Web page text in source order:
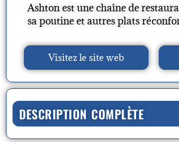
Ashton est une chaîne de
sa poutine et autres plats
Visitez le site web
DESCRIPTION COMPLÈTE